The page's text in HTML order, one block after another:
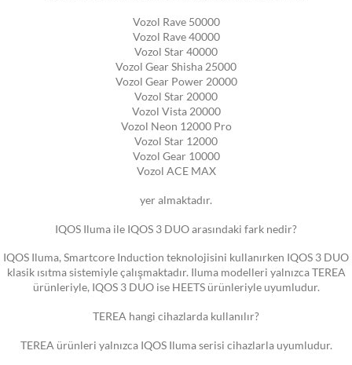
Vozol Rave 50000
Vozol Rave 40000
Vozol Star 40000
Vozol Gear Shisha 25000
Vozol Gear Power 20000
Vozol Star 20000
Vozol Vista 20000
Vozol Neon 12000 Pro
Vozol Star 12000
Vozol Gear 10000
Vozol ACE MAX
yer almaktadır.
IQOS Iluma ile IQOS 3 DUO arasındaki fark nedir?
IQOS Iluma, Smartcore Induction teknolojisini kullanırken IQOS 3 DUO
klasik ısıtma sistemiyle çalışmaktadır. Iluma modelleri yalnızca TEREA
ürünleriyle, IQOS 3 DUO ise HEETS ürünleriyle uyumludur.
TEREA hangi cihazlarda kullanılır?
TEREA ürünleri yalnızca IQOS Iluma serisi cihazlarla uyumludur.